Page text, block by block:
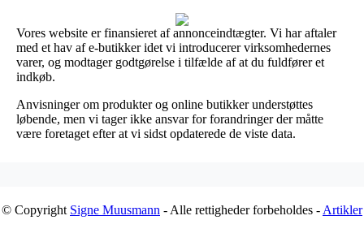
Vores website er finansieret af annonceindtægter. Vi har aftaler
med et hav af e-butikker idet vi introducerer virksomhedernes
varer, og modtager godtgørelse i tilfælde af at du fuldfører et
indkøb.
Anvisninger om produkter og online butikker understøttes
løbende, men vi tager ikke ansvar for forandringer der måtte
være foretaget efter at vi sidst opdaterede de viste data.
© Copyright Signe Muusmann - Alle rettigheder forbeholdes - Artikler